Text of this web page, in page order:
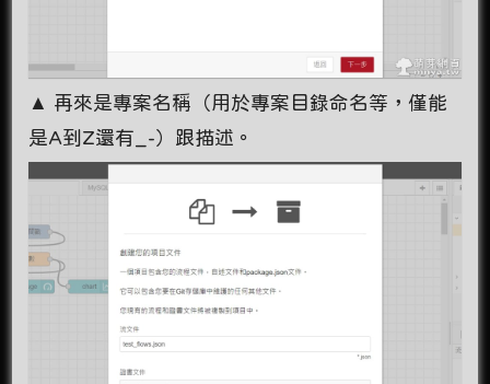
▲ 再來是專案名稱（用於專案目錄命名等，僅能
是A到Z還有_-）跟描述。